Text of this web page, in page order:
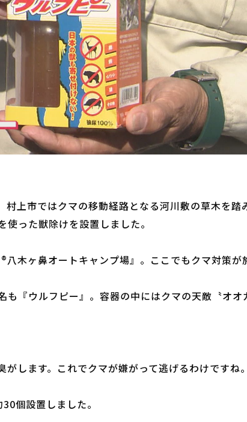
村上市ではクマの移動経路となる河川敷の草木を
った獣除けを設置しました。
木ヶ鼻オートキャンプ場』。ここでもクマ対策が
『ウルフピー』。容器の中にはクマの天敵〝オオ
します。これでクマが嫌がって逃げるわけですね。
個設置しました。